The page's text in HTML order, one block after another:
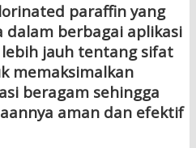
paraffin yang
dalam berbagai aplikasi
jauh tentang sifat
memaksimalkan
beragam sehingga
aman dan efektif